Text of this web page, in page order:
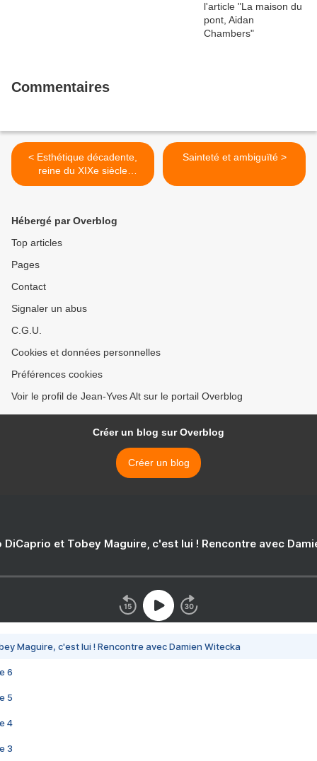
Commentaires
< Esthétique décadente,
reine du XIXe siècle
finissant
Sainteté et ambiguïté >
Hébergé par Overblog
Top articles
Pages
Contact
Signaler un abus
C.G.U.
Cookies et données personnelles
Préférences cookies
Voir le profil de Jean-Yves Alt sur le portail Overblog
Créer un blog sur Overblog
Créer un blog
DiCaprio et Tobey Maguire, c'est lui ! Rencontre avec
Maguire, c'est lui ! Rencontre avec Damien Witecka
6
5
4
3